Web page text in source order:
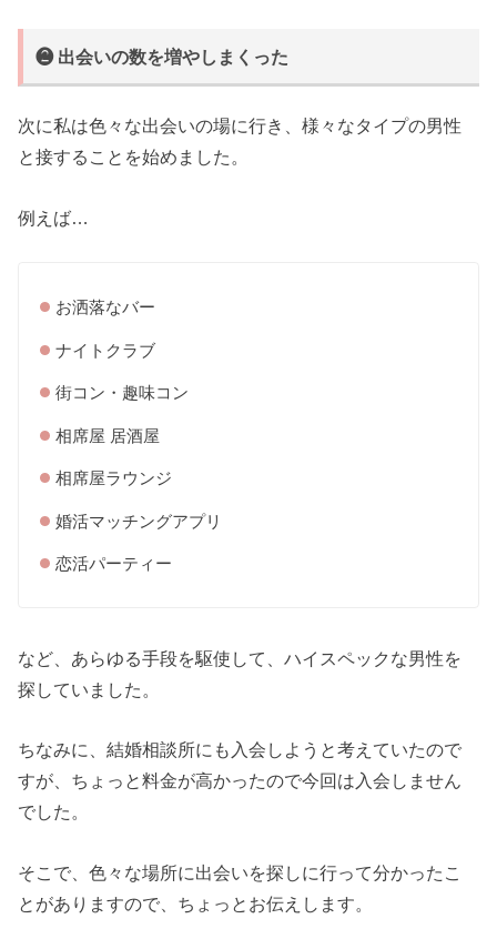
❷ 出会いの数を増やしまくった
次に私は色々な出会いの場に行き、様々なタイプの男性
と接することを始めました。
例えば…
お洒落なバー
ナイトクラブ
街コン・趣味コン
相席屋 居酒屋
相席屋ラウンジ
婚活マッチングアプリ
恋活パーティー
など、あらゆる手段を駆使して、ハイスペックな男性を
探していました。
ちなみに、結婚相談所にも入会しようと考えていたので
すが、ちょっと料金が高かったので今回は入会しません
でした。
そこで、色々な場所に出会いを探しに行って分かったこ
とがありますので、ちょっとお伝えします。